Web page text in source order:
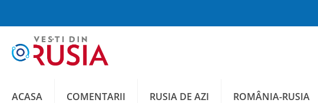
ACASA COMENTARII RUSIA DE AZI ROMÂNIA-RUSIA